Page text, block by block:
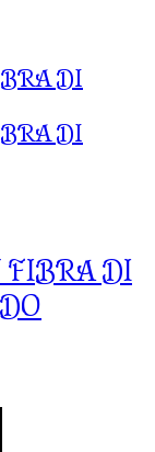
FIBRA DI